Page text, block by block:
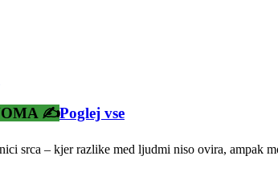
✍️Poglej vse
srca – kjer razlike med ljudmi niso ovira, ampak